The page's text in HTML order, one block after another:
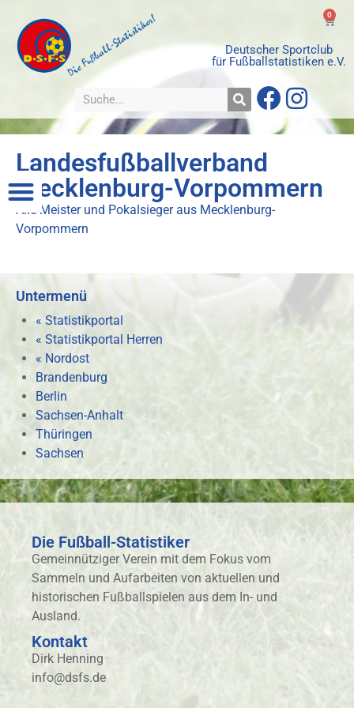
Deutscher Sportclub
für Fußballstatistiken e.V.
0
Landesfußballverband
Mecklenburg-Vorpommern
Alle Meister und Pokalsieger aus Mecklenburg-
Vorpommern
Untermenü
« Statistikportal
« Statistikportal Herren
« Nordost
Brandenburg
Berlin
Sachsen-Anhalt
Thüringen
Sachsen
Die Fußball-Statistiker
Gemeinnütziger Verein mit dem Fokus vom
Sammeln und Aufarbeiten von aktuellen und
historischen Fußballspielen aus dem In- und
Ausland.
Kontakt
Dirk Henning
info@dsfs.de